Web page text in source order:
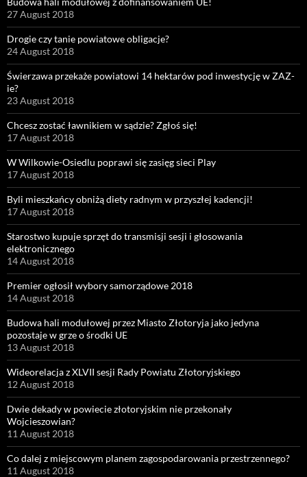
27 August 2018
Drogie czy tanie powiatowe obligacje?
24 August 2018
Świerzawa przekaże powiatowi 14 hektarów pod inwestycję w ZAZ-
ie?
23 August 2018
Chcesz zostać ławnikiem w sądzie? Zgłoś się!
17 August 2018
W Wilkowie-Osiedlu poprawi się zasięg sieci Play
17 August 2018
Byli mieszkańcy obniżą diety radnym w przyszłej kadencji!
17 August 2018
Starostwo kupuje sprzęt do transmisji sesji i głosowania
elektronicznego
14 August 2018
Premier ogłosił wybory samorządowe 2018
14 August 2018
Budowa hali modułowej przez Miasto Złotoryja jako jedyna
pozostaje w grze o środki UE
13 August 2018
Wideorelacja z XLVII sesji Rady Powiatu Złotoryjskiego
12 August 2018
Dwie dekady w powiecie złotoryjskim nie przekonały
Wojcieszowian?
11 August 2018
Co dalej z miejscowym planem zagospodarowania przestrzennego?
11 August 2018